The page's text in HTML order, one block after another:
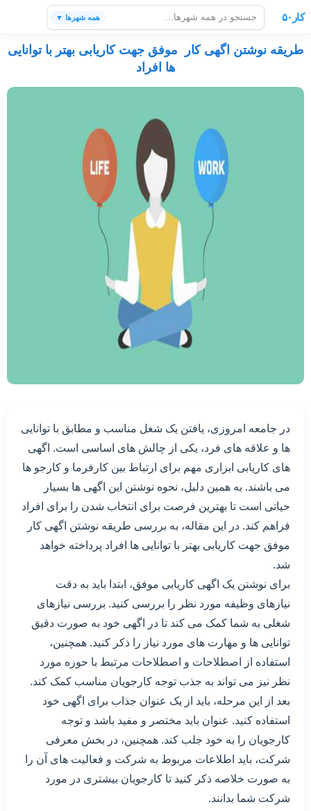
کار۵۰ همه شهرها ▼
طریقه نوشتن اگهی کار موفق جهت کاریابی بهتر با توانایی
ها افراد
در جامعه امروزی، یافتن یک شغل مناسب و مطابق با توانایی
ها و علاقه های فرد، یکی از چالش های اساسی است. اگهی
های کاریابی ابزاری مهم برای ارتباط بین کارفرما و کارجو ها
می باشند. به همین دلیل، نحوه نوشتن این اگهی ها بسیار
حیاتی است تا بهترین فرصت برای انتخاب شدن را برای افراد
فراهم کند. در این مقاله، به بررسی طریقه نوشتن اگهی کار
موفق جهت کاریابی بهتر با توانایی ها افراد پرداخته خواهد
شد.
برای نوشتن یک اگهی کاریابی موفق، ابتدا باید به دقت
نیازهای وظیفه مورد نظر را بررسی کنید. بررسی نیازهای
شغلی به شما کمک می کند تا در اگهی خود به صورت دقیق
توانایی ها و مهارت های مورد نیاز را ذکر کنید. همچنین،
استفاده از اصطلاحات و اصطلاحات مرتبط با حوزه مورد
نظر نیز می تواند به جذب توجه کارجویان مناسب کمک کند.
بعد از این مرحله، باید از یک عنوان جذاب برای اگهی خود
استفاده کنید. عنوان باید مختصر و مفید باشد و توجه
کارجویان را به خود جلب کند. همچنین، در بخش معرفی
شرکت، باید اطلاعات مربوط به شرکت و فعالیت های آن را
به صورت خلاصه ذکر کنید تا کارجویان بیشتری در مورد
شرکت شما بدانند.